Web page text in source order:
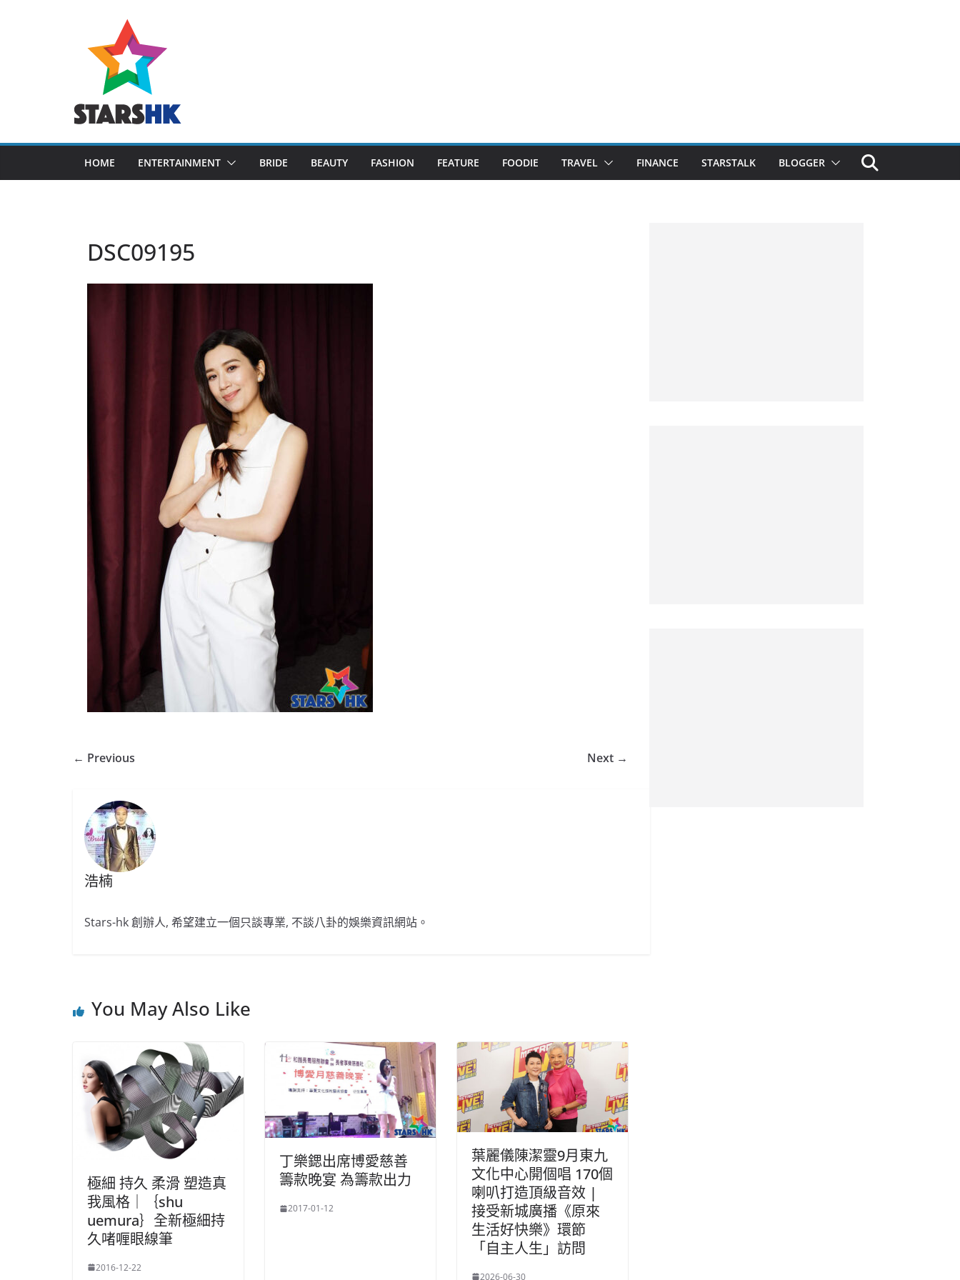
HOME ENTERTAINMENT BRIDE BEAUTY FASHION FEATURE FOODIE TRAVEL FINANCE STARSTALK BLOGGER
DSC09195
← Previous Next →
浩楠
Stars-hk 創辦人, 希望建立一個只談專業, 不談八卦的娛樂資訊網站。
You May Also Like
極細 持久 柔滑 塑造真
我風格｜｛shu
uemura｝全新極細持
久啫喱眼線筆
2016-12-22
丁樂鍶出席博愛慈善
籌款晚宴 為籌款出力
2017-01-12
葉麗儀陳潔靈9月東九
文化中心開個唱 170個
喇叭打造頂級音效 |
接受新城廣播《原來
生活好快樂》環節
「自主人生」訪問
2026-06-30